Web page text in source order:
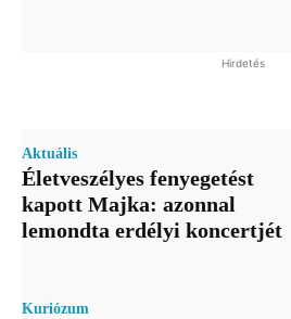
Hirdetés
Aktuális
Életveszélyes fenyegetést
kapott Majka: azonnal
lemondta erdélyi koncertjét
Kuriózum